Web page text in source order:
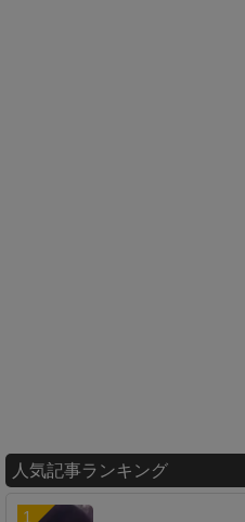
人気記事ランキング